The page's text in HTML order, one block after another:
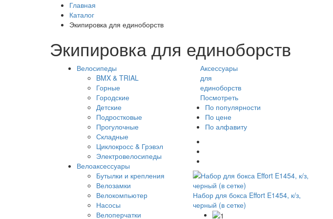
Главная
Каталог
Экипировка для единоборств
Экипировка для единоборств
Велосипеды
BMX & TRIAL
Горные
Городские
Детские
Подростковые
Прогулочные
Складные
Циклокросс & Грэвэл
Электровелосипеды
Велоаксессуары
Бутылки и крепления
Велозамки
Велокомпьютер
Насосы
Велоперчатки
Аксессуары
для
единоборств
Посмотреть
По популярности
По цене
По алфавиту
Набор для бокса Effort E1454, к/з,
черный (в сетке)